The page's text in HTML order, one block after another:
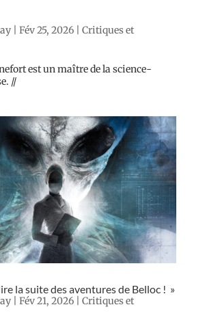
| Fév 25, 2026| Critiques et
est un maître de la science-
//
la suite des aventures de Belloc ! »
| Fév 21, 2026| Critiques et